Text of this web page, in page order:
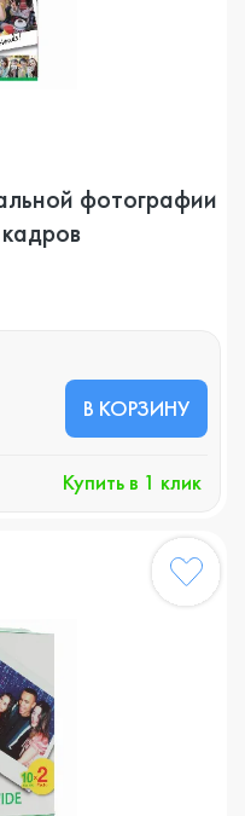
фотографии
В КОРЗИНУ
Купить в 1 клик